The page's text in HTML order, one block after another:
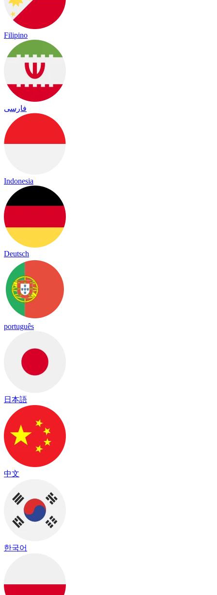
Filipino
فارسی
Indonesia
Deutsch
português
日本語
中文
한국어